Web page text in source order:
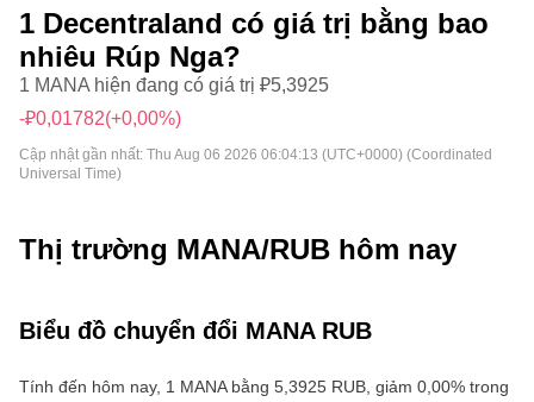
1 Decentraland có giá trị bằng bao
nhiêu Rúp Nga?
1 MANA hiện đang có giá trị ₽5,3925
-₽0,01782(+0,00%)
Cập nhật gần nhất: Thu Aug 06 2026 06:04:13 (UTC+0000) (Coordinated
Universal Time)
Thị trường MANA/RUB hôm nay
Biểu đồ chuyển đổi MANA RUB
Tính đến hôm nay, 1 MANA bằng 5,3925 RUB, giảm 0,00% trong